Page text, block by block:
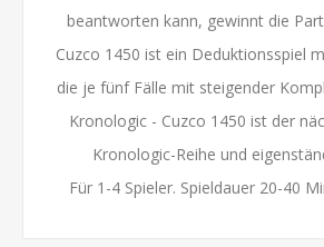
beantworten kann, gewinnt die
Cuzco 1450 ist ein Deduktionsspiel
die je fünf Fälle mit steigender
Kronologic - Cuzco 1450 ist der
Kronologic-Reihe und
Für 1-4 Spieler. Spieldauer 20-40